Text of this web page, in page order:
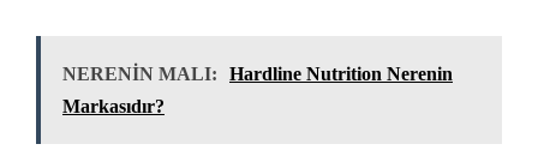
NERENİN MALI:
Hardline Nutrition Nerenin
Markasıdır?